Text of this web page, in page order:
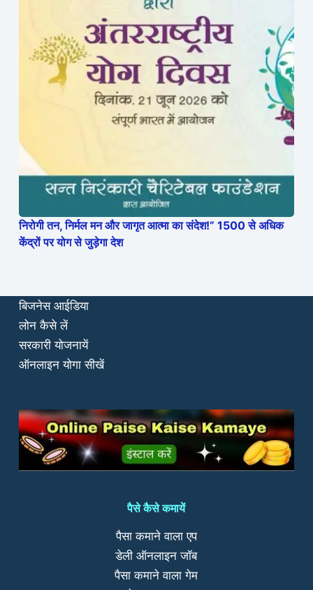
निरोगी तन, निर्मल मन और जागृत आत्मा का संदेश!” 1500 से अधिक
केंद्रों पर योग से जुड़ेगा देश
बिजनेस आईडिया
लोन कैसे लें
सरकारी योजनायें
ऑनलाइन योगा सीखें
पैसे कैसे कमायें
पैसा कमाने वाला एप
डेली ऑनलाइन जॉब
पैसा कमाने वाला गेम